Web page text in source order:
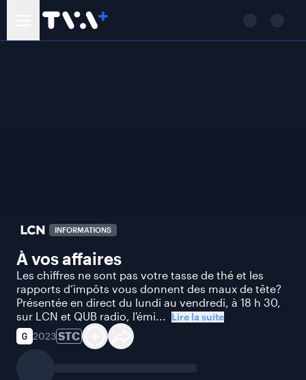
INFORMATIONS
À vos affaires
Les chiffres ne sont pas votre tasse de thé et les
rapports d’impôts vous donnent des maux de tête?
Présentée en direct du lundi au vendredi, à 18 h 30,
sur LCN et QUB radio, l'émi... Lire la suite
2023STC